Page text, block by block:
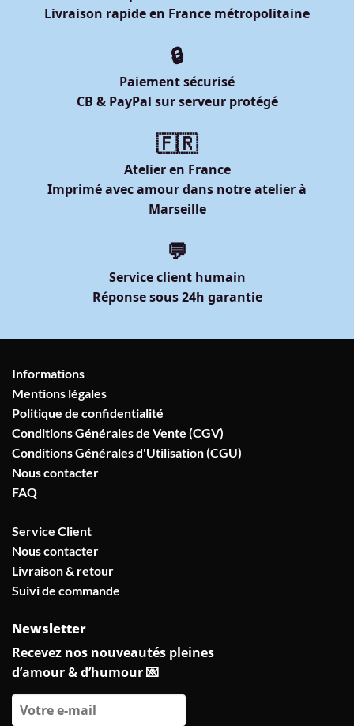
Livraison rapide en France métropolitaine
🔒
Paiement sécurisé
CB & PayPal sur serveur protégé
🇫🇷
Atelier en France
Imprimé avec amour dans notre atelier à
Marseille
💬
Service client humain
Réponse sous 24h garantie
Informations
Mentions légales
Politique de confidentialité
Conditions Générales de Vente (CGV)
Conditions Générales d'Utilisation (CGU)
Nous contacter
FAQ
Service Client
Nous contacter
Livraison & retour
Suivi de commande
Newsletter
Recevez nos nouveautés pleines
d’amour & d’humour 💌